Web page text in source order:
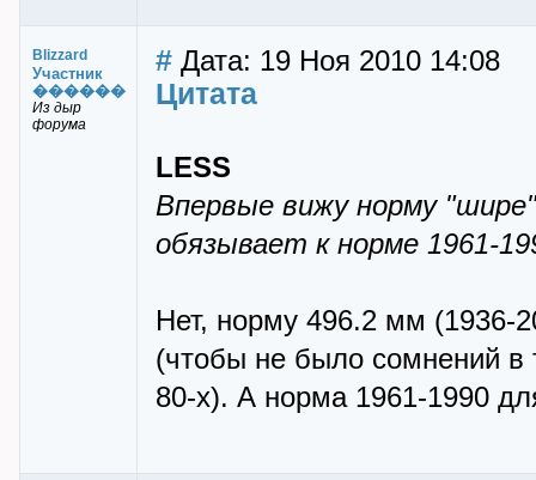
Blizzard
Участник
������
Из дыр
форума
# Дата: 19 Ноя 2010 14:08
Цитата
LESS
Впервые вижу норму
обязывает к норме 1961-
Нет, норму 496.2 мм (1936-
(чтобы не было сомнений
80-х). А норма 1961-1990